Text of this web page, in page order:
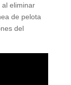
al eliminar
de pelota
del